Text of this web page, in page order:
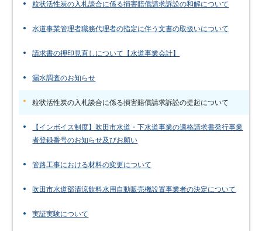
粒状活性炭の入札談合に係る損害賠償請求訴訟の和解について
水道事業管理者職務代理者の指定に伴う文書の取扱いについて
請求書の押印見直しについて【水道事業会計】
漏水調査のお知らせ
粒状活性炭の入札談合に係る損害賠償請求訴訟の提起について
【インボイス制度】吹田市水道・下水道事業の適格請求書発行事業
者登録番号のお知らせ及びお願い
管路工事における材料の変更について
吹田市水道部清涼飲料水用自動販売機設置事業者の決定について
実証実験について